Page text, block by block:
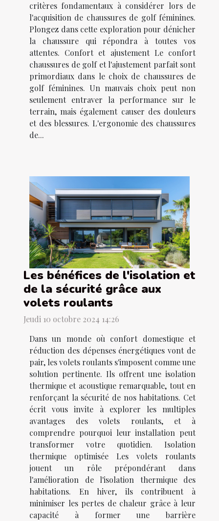
critères fondamentaux à considérer lors de
l'acquisition de chaussures de golf féminines.
Plongez dans cette exploration pour dénicher
la chaussure qui répondra à toutes vos
attentes. Confort et ajustement Le confort
chaussures de golf et l'ajustement parfait sont
primordiaux dans le choix de chaussures de
golf féminines. Un mauvais choix peut non
seulement entraver la performance sur le
terrain, mais également causer des douleurs
et des blessures. L'ergonomie des chaussures
de...
Les bénéfices de l'isolation et
de la sécurité grâce aux
volets roulants
Jeudi 10 octobre 2024 14:26
Dans un monde où confort domestique et
réduction des dépenses énergétiques vont de
pair, les volets roulants s'imposent comme une
solution pertinente. Ils offrent une isolation
thermique et acoustique remarquable, tout en
renforçant la sécurité de nos habitations. Cet
écrit vous invite à explorer les multiples
avantages des volets roulants, et à
comprendre pourquoi leur installation peut
transformer votre quotidien. Isolation
thermique optimisée Les volets roulants
jouent un rôle prépondérant dans
l'amélioration de l'isolation thermique des
habitations. En hiver, ils contribuent à
minimiser les pertes de chaleur grâce à leur
capacité à former une barrière